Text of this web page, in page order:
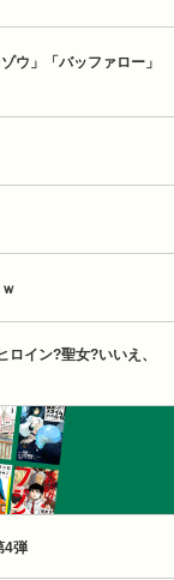
ウ」「バッファロー」
イン?聖女?いいえ、
4弾